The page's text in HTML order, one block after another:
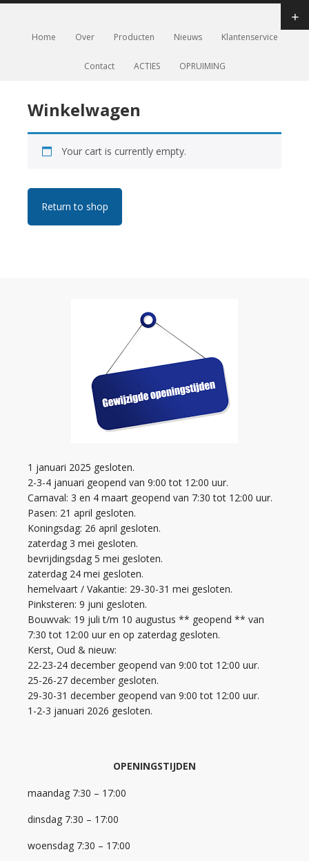
Home Over Producten Nieuws Klantenservice
Contact ACTIES OPRUIMING
Winkelwagen
Your cart is currently empty.
Return to shop
1 januari 2025 gesloten.
2-3-4 januari geopend van 9:00 tot 12:00 uur.
Carnaval: 3 en 4 maart geopend van 7:30 tot 12:00 uur.
Pasen: 21 april gesloten.
Koningsdag: 26 april gesloten.
zaterdag 3 mei gesloten.
bevrijdingsdag 5 mei gesloten.
zaterdag 24 mei gesloten.
hemelvaart / Vakantie: 29-30-31 mei gesloten.
Pinksteren: 9 juni gesloten.
Bouwvak: 19 juli t/m 10 augustus ** geopend ** van
7:30 tot 12:00 uur en op zaterdag gesloten.
Kerst, Oud & nieuw:
22-23-24 december geopend van 9:00 tot 12:00 uur.
25-26-27 december gesloten.
29-30-31 december geopend van 9:00 tot 12:00 uur.
1-2-3 januari 2026 gesloten.
OPENINGSTIJDEN
maandag 7:30 – 17:00
dinsdag 7:30 – 17:00
woensdag 7:30 – 17:00